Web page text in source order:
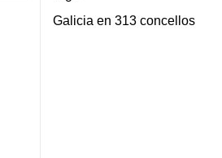
Galicia en 313 concellos